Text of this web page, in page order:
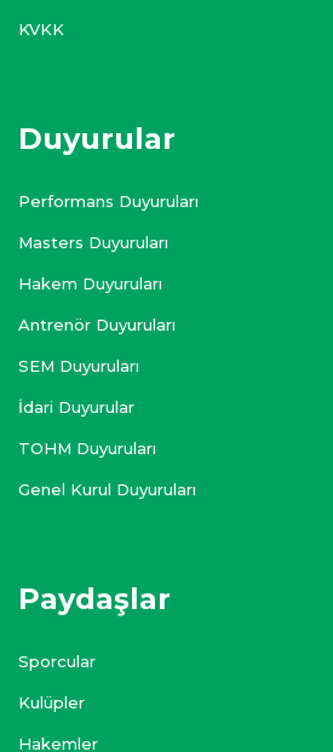
KVKK
Duyurular
Performans Duyuruları
Masters Duyuruları
Hakem Duyuruları
Antrenör Duyuruları
SEM Duyuruları
İdari Duyurular
TOHM Duyuruları
Genel Kurul Duyuruları
Paydaşlar
Sporcular
Kulüpler
Hakemler